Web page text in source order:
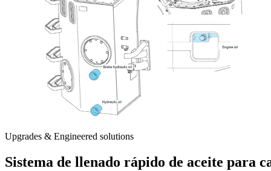
Upgrades & Engineered solutions
Sistema de llenado rápido de aceite para